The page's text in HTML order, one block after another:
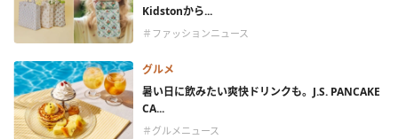
Kidstonから...
＃ファッションニュース
グルメ
暑い日に飲みたい爽快ドリンクも。J.S. PANCAKE
CA...
＃グルメニュース